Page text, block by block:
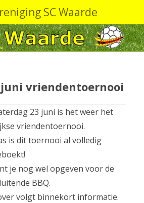
SC Waarde
vriendentoernooi
23 juni is het weer het
vriendentoernooi.
is dit toernooi al volledig
je nog wel opgeven voor de
BBQ.
volgt binnekort informatie.